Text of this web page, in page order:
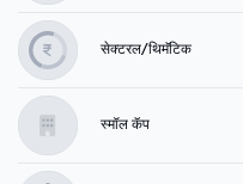
सेक्टरल/थिमॅटिक
स्मॉल कॅप